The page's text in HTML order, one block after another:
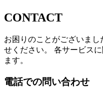
CONTACT
お困りのことがございま
せください。 各サービス
ます。
電話での問い合わせ